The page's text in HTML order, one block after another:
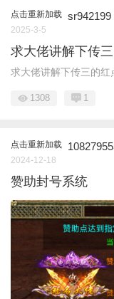
点击重新加载 sr942199
2025-3-5
求大佬讲解下传
求大佬讲解下传三的红
1308 1
点击重新加载
2024-12-18
赞助封号系统